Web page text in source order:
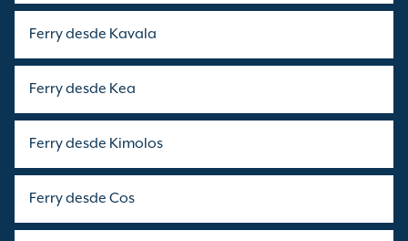
Ferry desde Kavala
Ferry desde Kea
Ferry desde Kimolos
Ferry desde Cos